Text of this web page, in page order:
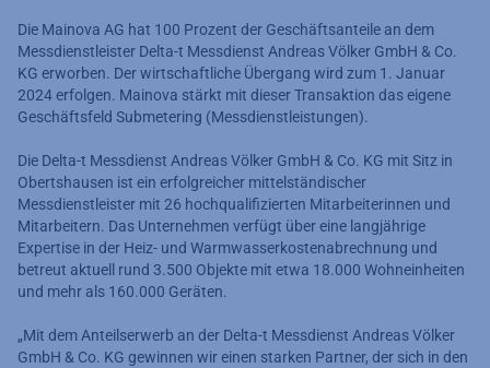
Die Mainova AG hat 100 Prozent der Geschäftsanteile an dem
Messdienstleister Delta-t Messdienst Andreas Völker GmbH & Co.
KG erworben. Der wirtschaftliche Übergang wird zum 1. Januar
2024 erfolgen. Mainova stärkt mit dieser Transaktion das eigene
Geschäftsfeld Submetering (Messdienstleistungen).
Die Delta-t Messdienst Andreas Völker GmbH & Co. KG mit Sitz in
Obertshausen ist ein erfolgreicher mittelständischer
Messdienstleister mit 26 hochqualifizierten Mitarbeiterinnen und
Mitarbeitern. Das Unternehmen verfügt über eine langjährige
Expertise in der Heiz- und Warmwasserkostenabrechnung und
betreut aktuell rund 3.500 Objekte mit etwa 18.000 Wohneinheiten
und mehr als 160.000 Geräten.
„Mit dem Anteilserwerb an der Delta-t Messdienst Andreas Völker
GmbH & Co. KG gewinnen wir einen starken Partner, der sich in den